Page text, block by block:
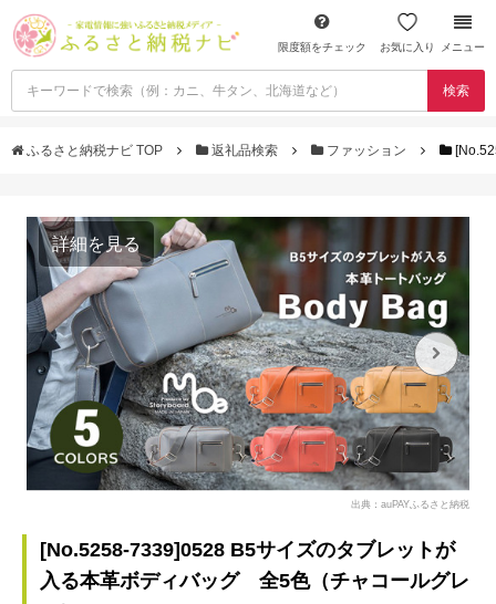
限度額をチェック お気に入り メニュー
検索
ふるさと納税ナビ TOP 返礼品検索 ファッション
詳細を見る
出典：auPAYふるさと納税
[No.5258-7339]0528 B5サイズのタブレットが
入る本革ボディバッグ 全5色（チャコールグレ